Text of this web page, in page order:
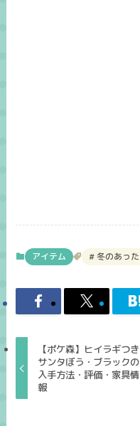
アイテム 冬のあっ
【ポケ森】ヒイラギつき
サンタぼう・ブラックの
入手方法・評価・家具情
報